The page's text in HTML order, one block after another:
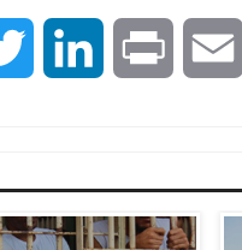
Twitter LinkedInPrint